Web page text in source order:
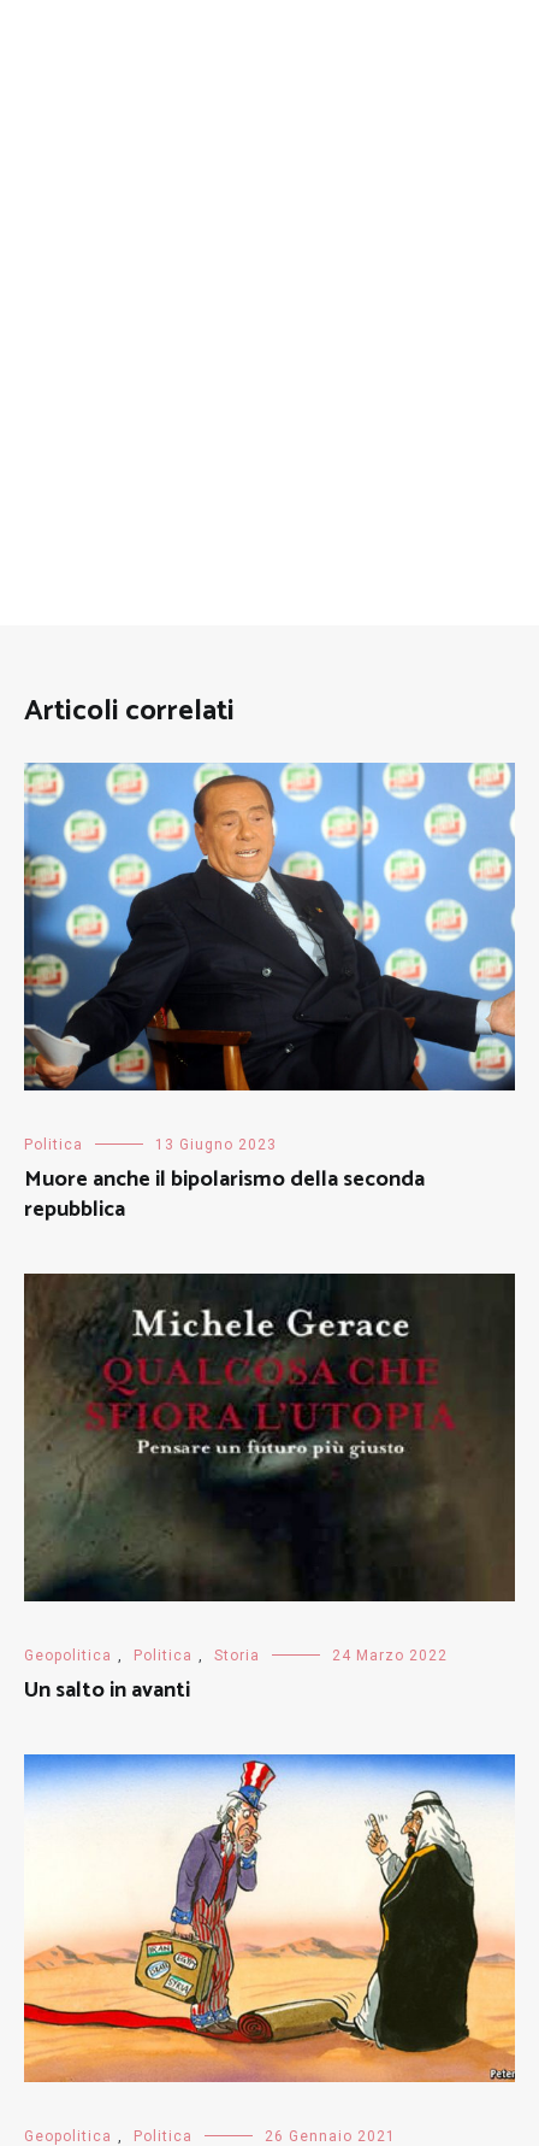
Articoli correlati
Politica 13 Giugno 2023
Muore anche il bipolarismo della seconda
repubblica
Geopolitica Politica Storia 24 Marzo 2022
Un salto in avanti
Geopolitica Politica 26 Gennaio 2021